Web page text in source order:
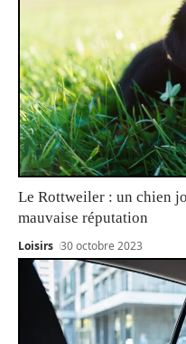
Le Rottweiler : un chien
mauvaise réputation
Loisirs 30 octobre 2023